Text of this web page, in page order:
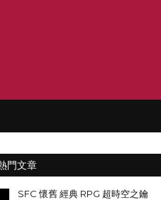
門文章
SFC 懷舊 經典 RPG 超時空之鑰